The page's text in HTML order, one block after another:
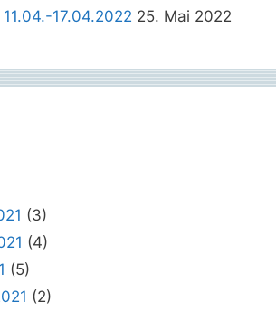
17.04.2022 25. Mai 2022
(3)
(4)
(5)
(2)